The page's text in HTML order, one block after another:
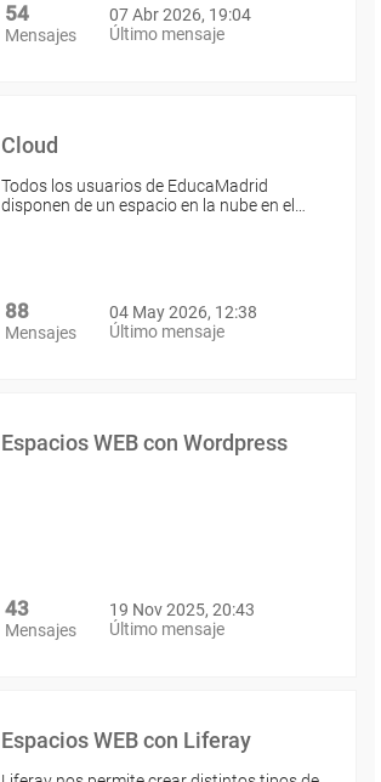
54
Mensajes
07 Abr 2026, 19:04
Último mensaje
Cloud
Todos los usuarios de EducaMadrid
disponen de un espacio en la nube en el…
88
Mensajes
04 May 2026, 12:38
Último mensaje
Espacios WEB con Wordpress
43
Mensajes
19 Nov 2025, 20:43
Último mensaje
Espacios WEB con Liferay